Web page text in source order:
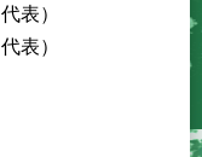
表）
表）